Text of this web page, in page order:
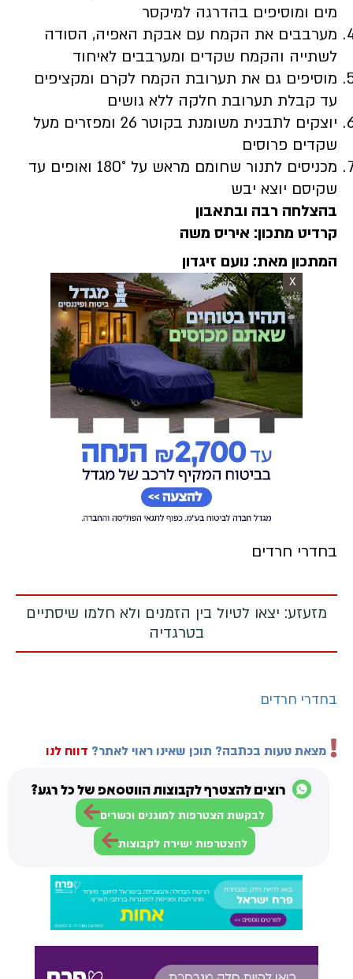
מים ומוסיפים בהדרגה למיקסר
מערבבים את הקמח עם אבקת האפיה, הסודה
לשתייה והקמח שקדים ומערבבים לאיחוד
מוסיפים גם את תערובת הקמח לקרם ומקציפים
עד קבלת תערובת חלקה ללא גושים
יוצקים לתבנית משומנת בקוטר 26 ומפזרים מעל
שקדים פרוסים
מכניסים לתנור שחומם מראש על 180° ואופים עד
שקיסם יוצא יבש
בהצלחה רבה ובתאבון
קרדיט מתכון: איריס משה
המתכון מאת: נועם זיגדון
X
בחדרי חרדים
מזעזע: יצאו לטיול בין הזמנים ולא חלמו שיסתיים
בטרגדיה
בחדרי חרדים
מצאת טעות בכתבה? תוכן שאינו ראוי לאתר? דווח לנו
רוצים להצטרף לקבוצות הווטסאפ של כל רגע?
לבקשת הצטרפות למוגנים וכשרים
להצטרפות ישירה לקבוצות